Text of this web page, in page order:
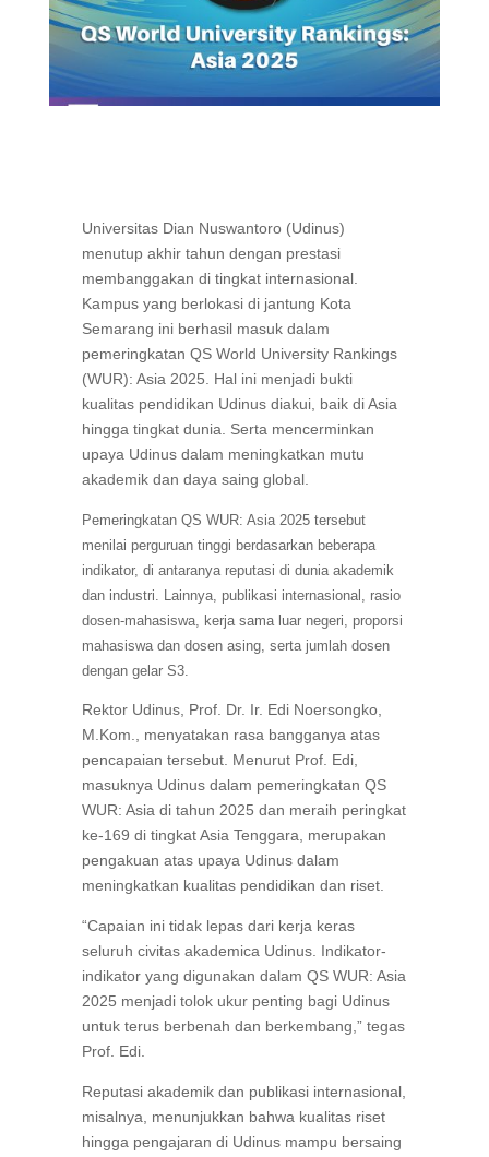
Universitas Dian Nuswantoro (Udinus)
menutup akhir tahun dengan prestasi
membanggakan di tingkat internasional.
Kampus yang berlokasi di jantung Kota
Semarang ini berhasil masuk dalam
pemeringkatan QS World University Rankings
(WUR): Asia 2025. Hal ini menjadi bukti
kualitas pendidikan Udinus diakui, baik di Asia
hingga tingkat dunia. Serta mencerminkan
upaya Udinus dalam meningkatkan mutu
akademik dan daya saing global.
Pemeringkatan QS WUR: Asia 2025 tersebut
menilai perguruan tinggi berdasarkan beberapa
indikator, di antaranya reputasi di dunia akademik
dan industri. Lainnya, publikasi internasional, rasio
dosen-mahasiswa, kerja sama luar negeri, proporsi
mahasiswa dan dosen asing, serta jumlah dosen
dengan gelar S3.
Rektor Udinus, Prof. Dr. Ir. Edi Noersongko,
M.Kom., menyatakan rasa bangganya atas
pencapaian tersebut. Menurut Prof. Edi,
masuknya Udinus dalam pemeringkatan QS
WUR: Asia di tahun 2025 dan meraih peringkat
ke-169 di tingkat Asia Tenggara, merupakan
pengakuan atas upaya Udinus dalam
meningkatkan kualitas pendidikan dan riset.
“Capaian ini tidak lepas dari kerja keras
seluruh civitas akademica Udinus. Indikator-
indikator yang digunakan dalam QS WUR: Asia
2025 menjadi tolok ukur penting bagi Udinus
untuk terus berbenah dan berkembang,” tegas
Prof. Edi.
Reputasi akademik dan publikasi internasional,
misalnya, menunjukkan bahwa kualitas riset
hingga pengajaran di Udinus mampu bersaing